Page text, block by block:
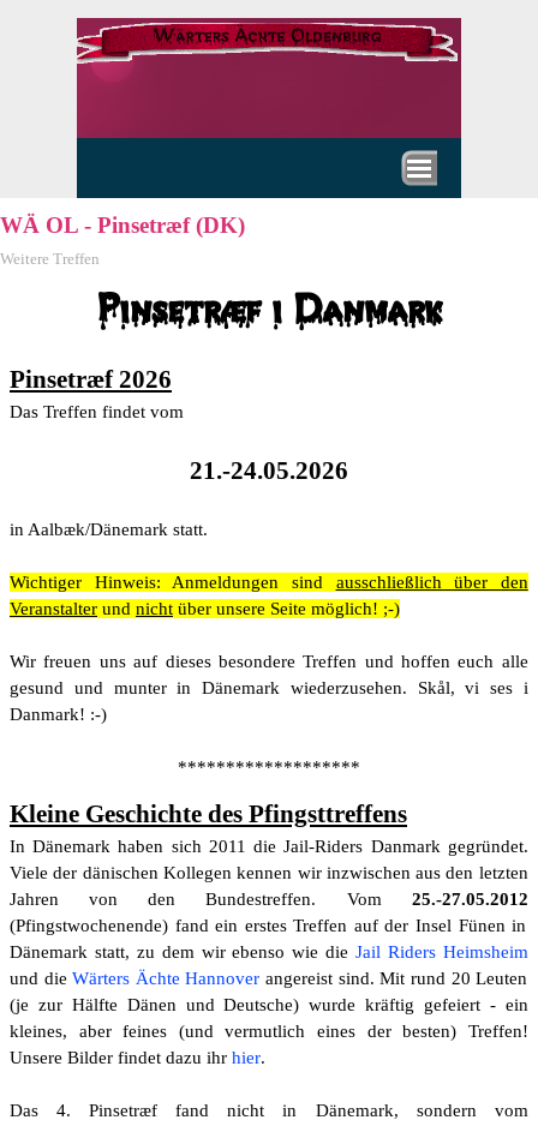
Menü überspringen
WÄ OL - Pinsetræf (DK)
Weitere Treffen
Pinsetræf i Danmark
Pinsetræf2026
Das Treffen findet vom
21.-24.05.2026
in Aalbæk/Dänemark statt.
Wichtiger Hinweis: Anmeldungen sind ausschließlich über den
Veranstalter und nicht über unsere Seite möglich! ;-)
Wir freuen uns auf dieses besondere Treffen und hoffen euch alle
gesund und munter in Dänemark wiederzusehen. Skål, vi ses i
Danmark! :-)
*******************
Kleine Geschichte des Pfingsttreffens
In Dänemark haben sich 2011 die Jail-Riders Danmark gegründet.
Viele der dänischen Kollegen kennen wir inzwischen aus den letzten
Jahren von den Bundestreffen. Vom 25.-27.05.2012
(Pfingstwochenende) fand ein erstes Treffen auf der Insel Fünen in
Dänemark statt, zu dem wir ebenso wie die Jail Riders Heimsheim
und dieWärters Ächte Hannover angereist sind. Mit rund 20 Leuten
(je zur Hälfte Dänen und Deutsche) wurde kräftig gefeiert - ein
kleines, aber feines (und vermutlich eines der besten) Treffen!
Unsere Bilder findet dazu ihr hier.
Das 4. Pinsetræf fand nicht in Dänemark, sondern vom